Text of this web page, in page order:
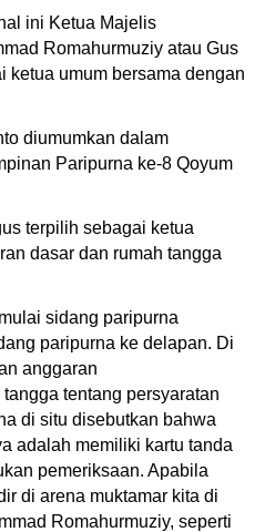
ini Ketua Majelis
Romahurmuziy atau Gus
ketua umum bersama dengan
diumumkan dalam
Paripurna ke-8 Qoyum
terpilih sebagai ketua
dasar dan rumah tangga
sidang paripurna
paripurna ke delapan. Di
anggaran
tentang persyaratan
di situ disebutkan bahwa
adalah memiliki kartu tanda
pemeriksaan. Apabila
di arena muktamar kita di
Romahurmuziy, seperti